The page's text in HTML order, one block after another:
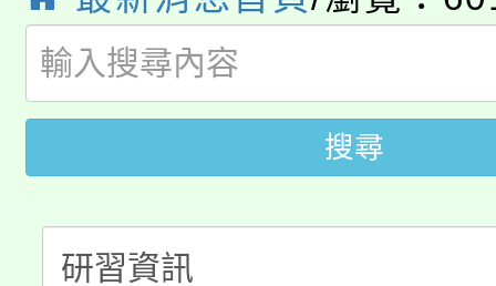
版
公告本校115學年度第
代理(課)教師甄選結果(
「2026金融保險知識
桃園市115學年度學生
代理(課)教師甄選結果(
公告本校115學年度第
搜尋